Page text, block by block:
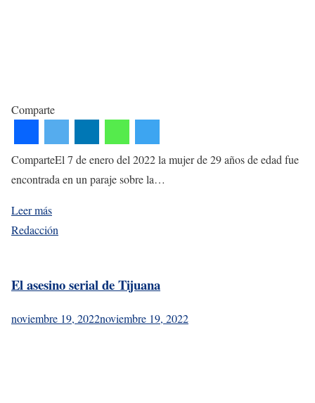
Comparte
ComparteEl 7 de enero del 2022 la mujer de 29 años de edad fue
encontrada en un paraje sobre la…
Leer más
Redacción
El asesino serial de Tijuana
noviembre 19, 2022noviembre 19, 2022